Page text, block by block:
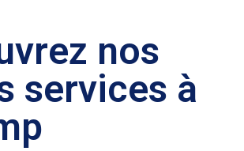
nos
services à